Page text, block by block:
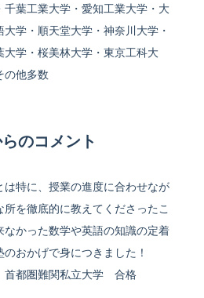
千葉工業大学・愛知工業大学・大
学・順天堂大学・神奈川大学・
大学・桜美林大学・東京工科大
の他多数
のコメント
特に、授業の進度に合わせなが
を徹底的に教えてくださったこ
なかった数学や英語の知識の定着
おかげで身につきました！
首都圏難関私立大学 合格